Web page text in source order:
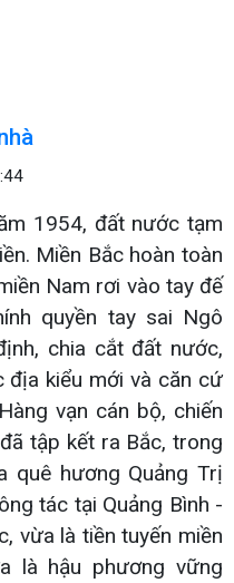
1954, đất nước tạm
Miền Bắc hoàn toàn
Nam rơi vào tay đế
quyền tay sai Ngô
chia cắt đất nước,
địa kiểu mới và căn cứ
vạn cán bộ, chiến
tập kết ra Bắc, trong
quê hương Quảng Trị
tác tại Quảng Bình -
vừa là tiền tuyến miền
là hậu phương vững